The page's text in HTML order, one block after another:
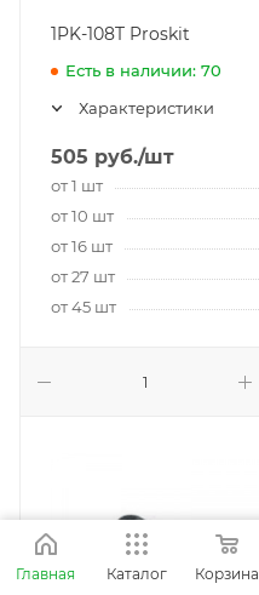
1PK-108T Proskit
Есть в наличии: 70
Характеристики
505 руб./шт
от 1 шт
от 10 шт
от 16 шт
от 27 шт
от 45 шт
Главная Каталог Корзина